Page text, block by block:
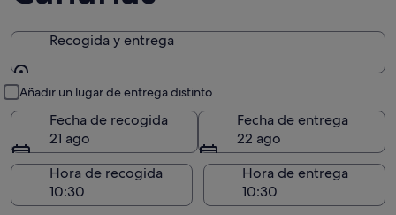
Recogida y entrega
Añadir un lugar de entrega distinto
Fecha de recogida
21 ago
Fecha de entrega
22 ago
Hora de recogida
Hora de entrega